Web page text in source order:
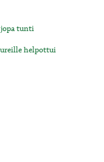
tunti
helpottui